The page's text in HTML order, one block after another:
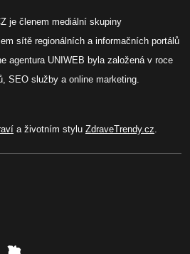
je členem mediální skupiny
sítě regionálních a informačních portálů
agentura UNIWEB byla založená v roce
SEO služby a online marketing.
a životním stylu ZdraveTrendy.cz